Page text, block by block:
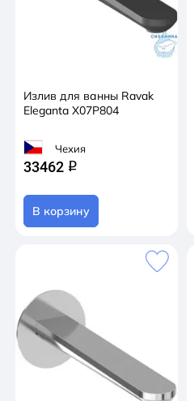
Излив для ванны Ravak
Eleganta X07P804
Чехия
33462 q
В корзину